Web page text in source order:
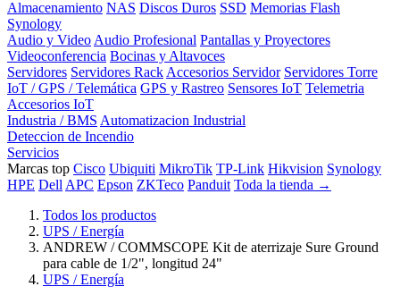
Almacenamiento NAS Discos Duros SSD Memorias Flash
Synology
Audio y Video Audio Profesional Pantallas y Proyectores
Videoconferencia Bocinas y Altavoces
Servidores Servidores Rack Accesorios Servidor Servidores Torre
IoT / GPS / Telemática GPS y Rastreo Sensores IoT Telemetria
Accesorios IoT
Industria / BMS Automatizacion Industrial
Deteccion de Incendio
Servicios
Marcas top Cisco Ubiquiti MikroTik TP-Link Hikvision Synology
HPE Dell APC Epson ZKTeco Panduit Toda la tienda →
Todos los productos
UPS / Energía
ANDREW / COMMSCOPE Kit de aterrizaje Sure Ground
para cable de 1/2", longitud 24"
UPS / Energía